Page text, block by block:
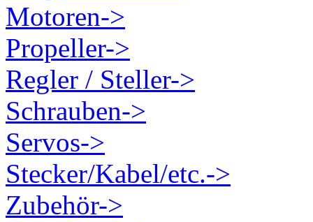
Motoren->
Propeller->
Regler / Steller->
Schrauben->
Servos->
Stecker/Kabel/etc.->
Zubehör->